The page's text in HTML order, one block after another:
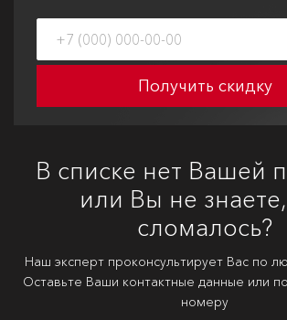
Получить скидку
В списке нет Вашей
или Вы не
сломалось?
Наш эксперт проконсультирует Вас по
Оставьте Ваши контактные данные или
номеру